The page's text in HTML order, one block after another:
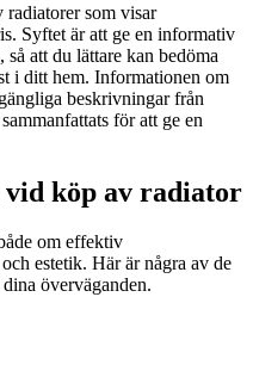
radiatorer som visar
Syftet är att ge en informativ
att du lättare kan bedöma
i ditt hem. Informationen om
beskrivningar från
för att ge en
köp av radiator
om effektiv
estetik. Här är några av de
överväganden.